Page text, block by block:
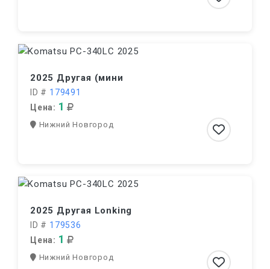
2025 Другая (мини
ID # 179491
Цена: 1
Нижний Новгород
2025 Другая Lonking
ID # 179536
Цена: 1
Нижний Новгород